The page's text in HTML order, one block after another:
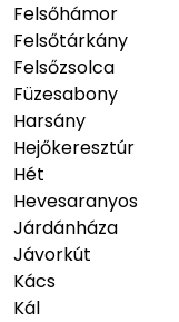
Felsőhámor
Felsőtárkány
Felsőzsolca
Füzesabony
Harsány
Hejőkeresztúr
Hét
Hevesaranyos
Járdánháza
Jávorkút
Kács
Kál